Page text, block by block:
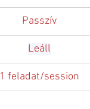
Passzív
Leáll
1 feladat/session